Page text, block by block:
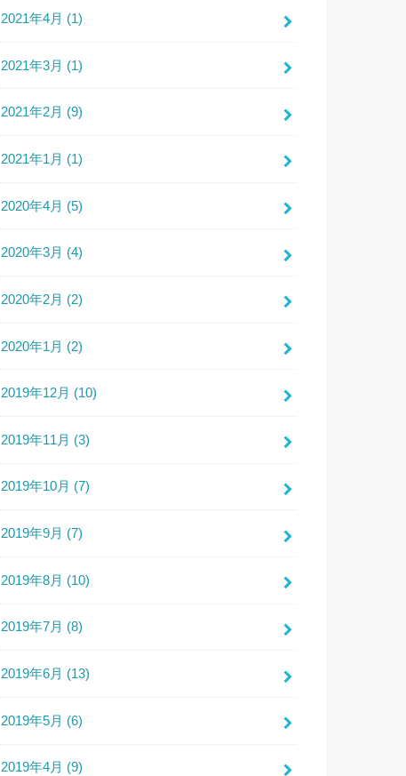
2021年4月 (1)
2021年3月 (1)
2021年2月 (9)
2021年1月 (1)
2020年4月 (5)
2020年3月 (4)
2020年2月 (2)
2020年1月 (2)
2019年12月 (10)
2019年11月 (3)
2019年10月 (7)
2019年9月 (7)
2019年8月 (10)
2019年7月 (8)
2019年6月 (13)
2019年5月 (6)
2019年4月 (9)